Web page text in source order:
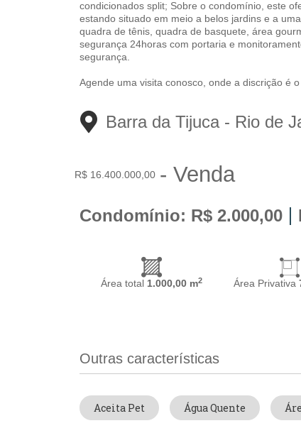
condicionados split; Sobre o condomínio, este
estando situado em meio a belos jardins e a
quadra de tênis, quadra de basquete, área
segurança 24horas com portaria e
segurança.
Agende uma visita conosco, onde a discrição é
Barra da Tijuca - Rio de
R$ 16.400.000,00 - Venda
Condomínio: R$ 2.000,00
Área total 1.000,00 m2 Área Privativa
Outras características
Aceita Pet Água Quente